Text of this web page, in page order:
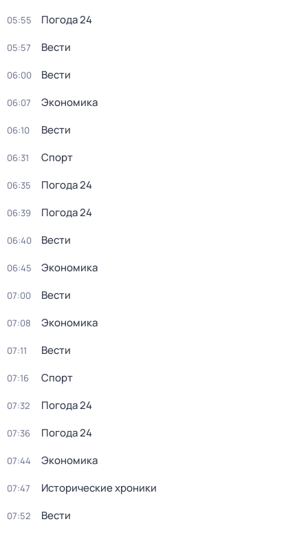
05:55 Погода 24
05:57 Вести
06:00 Вести
06:07 Экономика
06:10 Вести
06:31 Спорт
06:35 Погода 24
06:39 Погода 24
06:40 Вести
06:45 Экономика
07:00 Вести
07:08 Экономика
07:11 Вести
07:16 Спорт
07:32 Погода 24
07:36 Погода 24
07:44 Экономика
07:47 Исторические хроники
07:52 Вести